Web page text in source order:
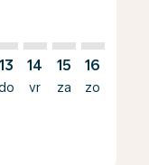
13 14
vr
15
za
16
zo